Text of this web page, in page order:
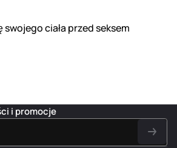
ciała przed seksem
i promocje